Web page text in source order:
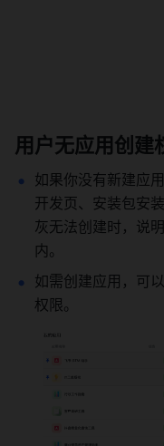
用户无应用创建
如果你没有新建应
开发页、安装包安
灰无法创建时，说
内。
如需创建应用，可
权限。